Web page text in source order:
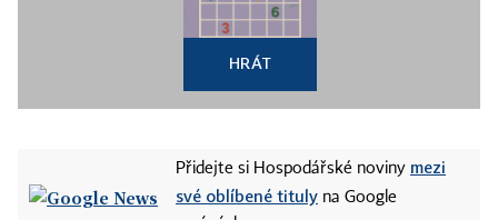
HRÁT
Přidejte si Hospodářské noviny mezi
své oblíbené tituly na Google